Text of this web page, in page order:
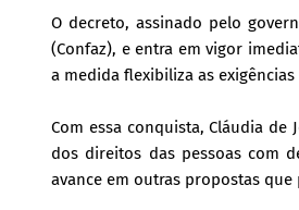
O decreto, assinado pelo
(Confaz), e entra em vigor
a medida flexibiliza as
Com essa conquista, Cláudia
dos direitos das pessoas com
avance em outras propostas